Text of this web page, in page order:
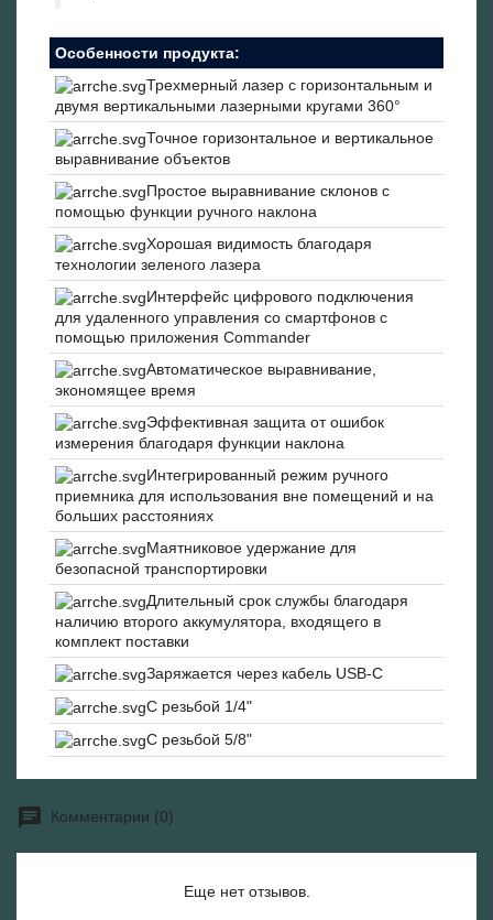
Особенности продукта:
Трехмерный лазер с горизонтальным и
двумя вертикальными лазерными кругами 360°
Точное горизонтальное и вертикальное
выравнивание объектов
Простое выравнивание склонов с
помощью функции ручного наклона
Хорошая видимость благодаря
технологии зеленого лазера
Интерфейс цифрового подключения
для удаленного управления со смартфонов с
помощью приложения Commander
Автоматическое выравнивание,
экономящее время
Эффективная защита от ошибок
измерения благодаря функции наклона
Интегрированный режим ручного
приемника для использования вне помещений и на
больших расстояниях
Маятниковое удержание для
безопасной транспортировки
Длительный срок службы благодаря
наличию второго аккумулятора, входящего в
комплект поставки
Заряжается через кабель USB-C
С резьбой 1/4"
С резьбой 5/8"
Комментарии (0)
Еще нет отзывов.